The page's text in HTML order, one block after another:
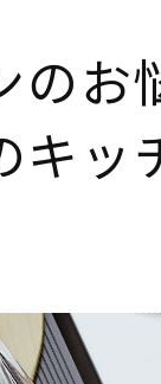
のお
キッ